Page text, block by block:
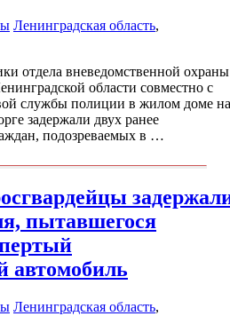
Ленинградская область,
отдела вневедомственной охраны
области совместно с
службы полиции в жилом доме на
задержали двух ранее
подозреваемых в …
пытавшегося
автомобиль
Ленинградская область,